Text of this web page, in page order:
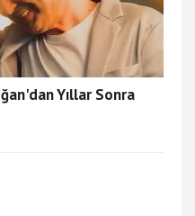
Yıllar Sonra